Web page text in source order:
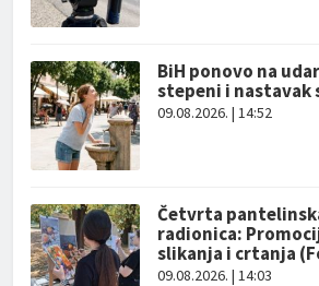
BiH ponovo na
stepeni i nastavak
09.08.2026. | 14:52
Četvrta
radionica:
slikanja i crtanja
09.08.2026. | 14:03